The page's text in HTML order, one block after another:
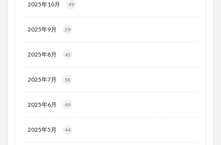
2025年10月 49
2025年9月 39
2025年8月 43
2025年7月 58
2025年6月 49
2025年5月 44